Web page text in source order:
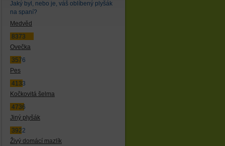
Jaký byl, nebo je, váš oblíbený plyšák
na spaní?
Medvěd
8373
Ovečka
3576
Pes
4133
Kočkovitá šelma
4736
Jiný plyšák
3922
Živý domácí mazlík